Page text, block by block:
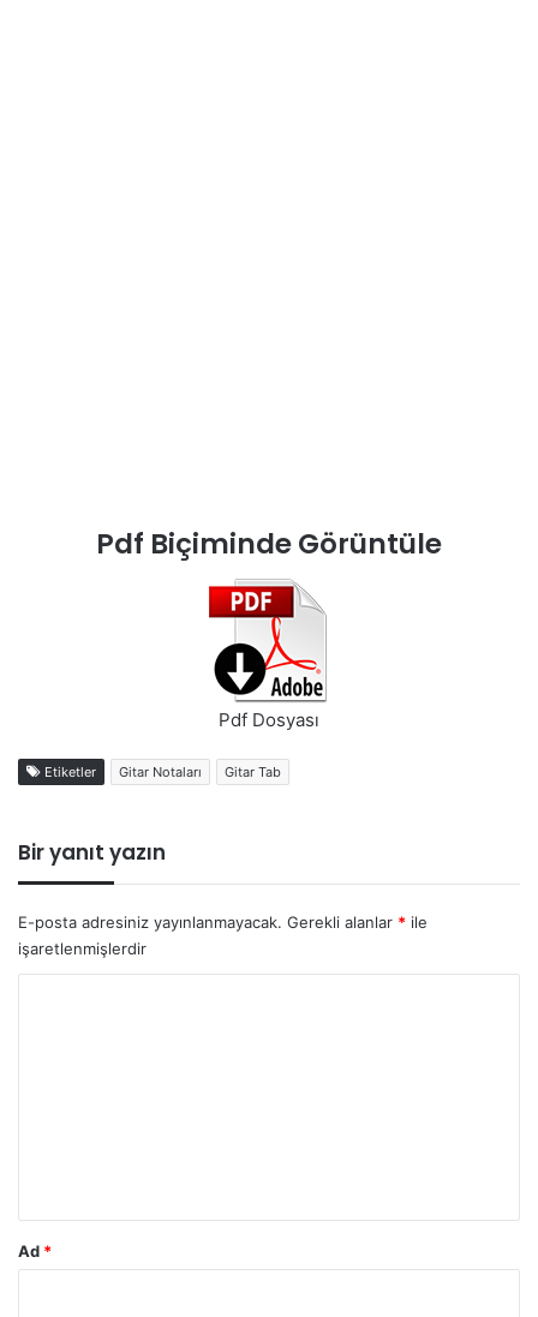
Pdf Biçiminde Görüntüle
Pdf Dosyası
Etiketler Gitar Notaları Gitar Tab
Bir yanıt yazın
E-posta adresiniz yayınlanmayacak. Gerekli alanlar * ile
işaretlenmişlerdir
Ad *